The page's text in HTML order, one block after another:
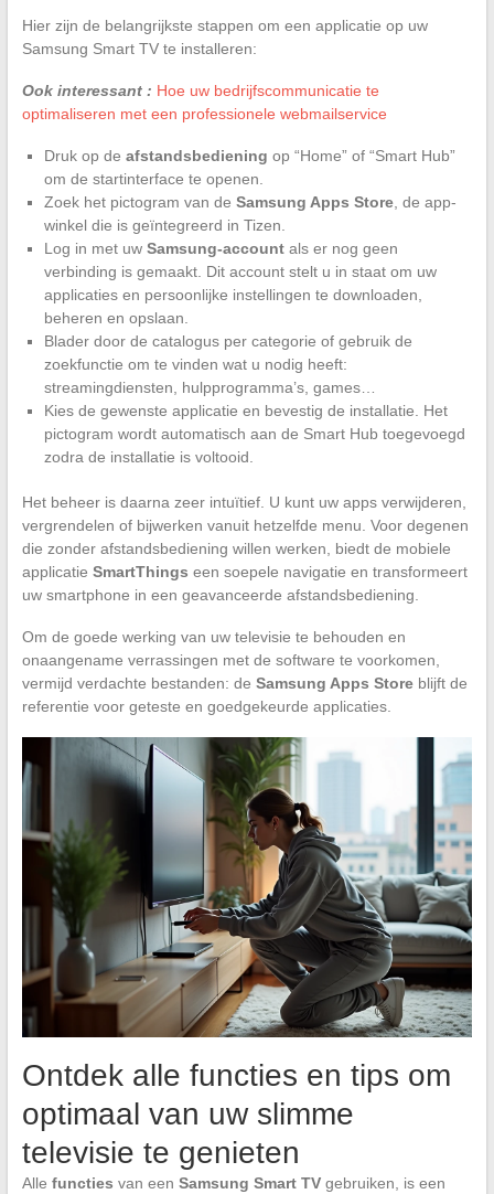
Hier zijn de belangrijkste stappen om een applicatie op uw
Samsung Smart TV te installeren:
Ook interessant : Hoe uw bedrijfscommunicatie te
optimaliseren met een professionele webmailservice
Druk op de afstandsbediening op “Home” of “Smart Hub”
om de startinterface te openen.
Zoek het pictogram van de Samsung Apps Store, de app-
winkel die is geïntegreerd in Tizen.
Log in met uw Samsung-accountals er nog geen
verbinding is gemaakt. Dit account stelt u in staat om uw
applicaties en persoonlijke instellingen te downloaden,
beheren en opslaan.
Blader door de catalogus per categorie of gebruik de
zoekfunctie om te vinden wat u nodig heeft:
streamingdiensten, hulpprogramma’s, games…
Kies de gewenste applicatie en bevestig de installatie. Het
pictogram wordt automatisch aan de Smart Hub toegevoegd
zodra de installatie is voltooid.
Het beheer is daarna zeer intuïtief. U kunt uw apps verwijderen,
vergrendelen of bijwerken vanuit hetzelfde menu. Voor degenen
die zonder afstandsbediening willen werken, biedt de mobiele
applicatie SmartThings een soepele navigatie en transformeert
uw smartphone in een geavanceerde afstandsbediening.
Om de goede werking van uw televisie te behouden en
onaangename verrassingen met de software te voorkomen,
vermijd verdachte bestanden: de Samsung Apps Storeblijft de
referentie voor geteste en goedgekeurde applicaties.
Ontdek alle functies en tips om
optimaal van uw slimme
televisie te genieten
Alle functies van een Samsung Smart TVgebruiken, is een